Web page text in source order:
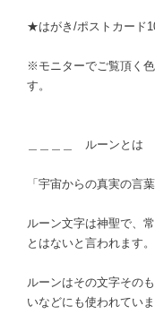
★はがき/ポストカード
※モニターでご覧頂く
す。
＿＿＿＿ ルーンとは
「宇宙からの真実の言
ルーン文字は神聖で、
とはないと言われます。
ルーンはその文字その
いなどにも使われていま